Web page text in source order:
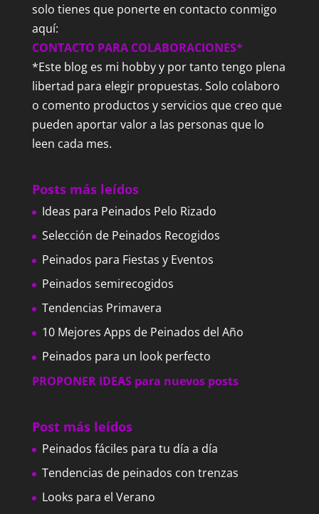
solo tienes que ponerte en contacto conmigo
aquí:
CONTACTO PARA COLABORACIONES*
*Este blog es mi hobby y por tanto tengo plena
libertad para elegir propuestas. Solo colaboro
o comento productos y servicios que creo que
pueden aportar valor a las personas que lo
leen cada mes.
Posts más leídos
Ideas para Peinados Pelo Rizado
Selección de Peinados Recogidos
Peinados para Fiestas y Eventos
Peinados semirecogidos
Tendencias Primavera
10 Mejores Apps de Peinados del Año
Peinados para un look perfecto
PROPONER IDEAS para nuevos posts
Post más leídos
Peinados fáciles para tu día a día
Tendencias de peinados con trenzas
Looks para el Verano